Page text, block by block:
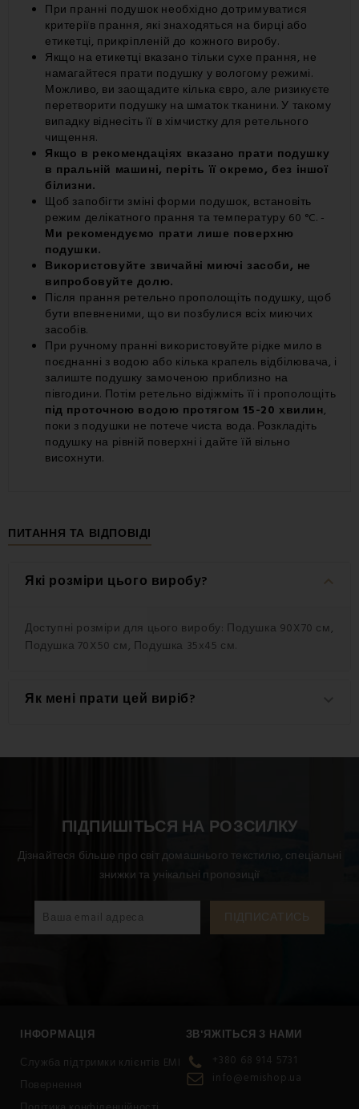
При пранні подушок необхідно дотримуватися
критеріїв прання, які знаходяться на бирці або
етикетці, прикріпленій до кожного виробу.
Якщо на етикетці вказано тільки сухе прання, не
намагайтеся прати подушку у вологому режимі.
Можливо, ви заощадите кілька євро, але ризикуєте
перетворити подушку на шматок тканини. У такому
випадку віднесіть її в хімчистку для ретельного
чищення.
Якщо в рекомендаціях вказано прати подушку
в пральній машині, періть її окремо, без іншої
білизни.
Щоб запобігти зміні форми подушок, встановіть
режим делікатного прання та температуру 60 °C. -
Ми рекомендуємо прати лише поверхню
подушки.
Використовуйте звичайні миючі засоби, не
випробовуйте долю.
Після прання ретельно прополощіть подушку, щоб
бути впевненими, що ви позбулися всіх миючих
засобів.
При ручному пранні використовуйте рідке мило в
поєднанні з водою або кілька крапель відбілювача, і
залиште подушку замоченою приблизно на
півгодини. Потім ретельно відіжміть її і прополощіть
під проточною водою протягом 15-20 хвилин,
поки з подушки не потече чиста вода. Розкладіть
подушку на рівній поверхні і дайте їй вільно
висохнути.
ΠИТАННЯ ТА ВІДПОВІДІ
Які розміри цього виробу? keyboard_arrow_down
Доступні розміри для цього виробу: Подушка 90X70 см,
Подушка 70X50 см, Подушка 35x45 см.
Як мені прати цей виріб?
ПІДПИШІТЬСЯ НА РОЗСИЛКУ
Дізнайтеся більше про світ домашнього текстилю, спеціальні
знижки та унікальні пропозиції
ІНФОРМАЦІЯ
Служба підтримки клієнтів EMI
Повернення
ЗВ'ЯЖІТЬСЯ З НАМИ
+380 68 914 5731
info@emishop.ua